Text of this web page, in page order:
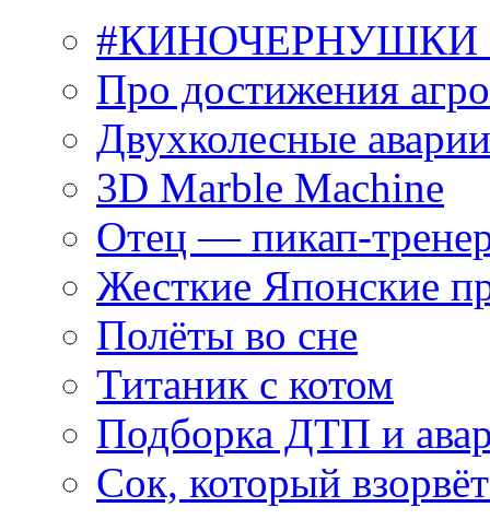
#КИНОЧЕРНУШКИ
Про достижения
Двухколесные
3D Marble Machine
Отец — пикап-
Жесткие Японские
Полёты во сне
Титаник с котом
Подборка ДТП и
Сок, который